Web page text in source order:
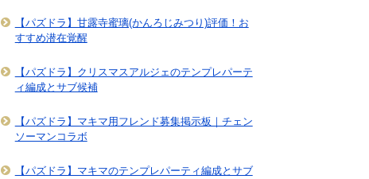
【パズドラ】甘露寺蜜璃(かんろじみつり)評価！お
すすめ潜在覚醒
【パズドラ】クリスマスアルジェのテンプレパーテ
ィ編成とサブ候補
【パズドラ】マキマ用フレンド募集掲示板｜チェン
ソーマンコラボ
【パズドラ】マキマのテンプレパーティ編成とサブ